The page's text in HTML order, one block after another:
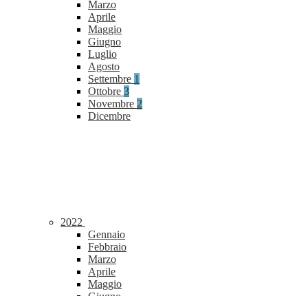
Marzo
Aprile
Maggio
Giugno
Luglio
Agosto
Settembre 1
Ottobre 3
Novembre 2
Dicembre
2022
Gennaio
Febbraio
Marzo
Aprile
Maggio